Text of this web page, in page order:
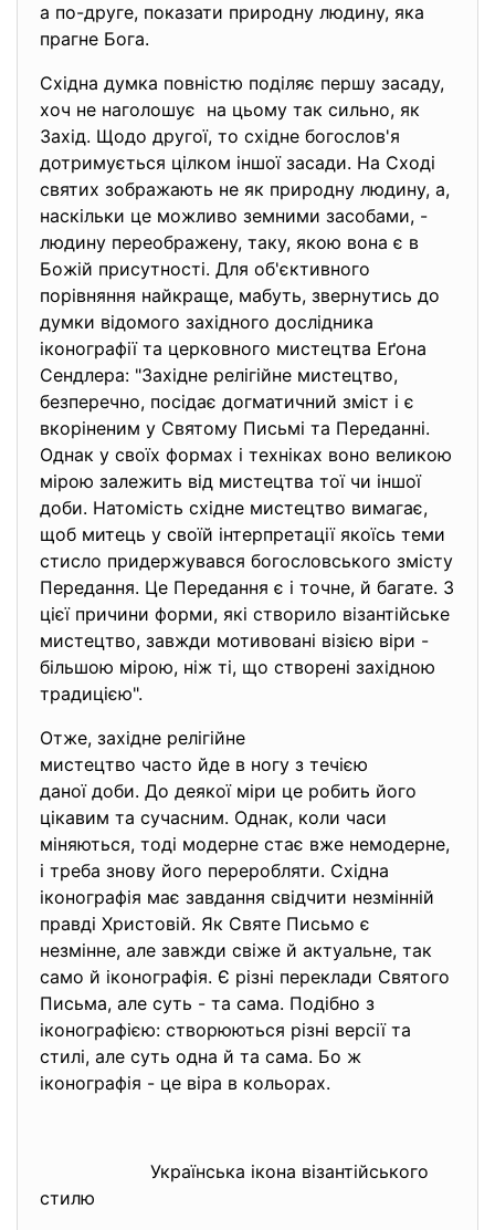
а по-друге, показати природну людину, яка
прагне Бога.
Східна думка повністю поділяє першу засаду,
хоч не наголошує на цьому так сильно, як
Захід. Щодо другої, то східне богослов'я
дотримується цілком іншої засади. На Сході
святих зображають не як природну людину, а,
наскільки це можливо земними засобами, -
людину переображену, таку, якою вона є в
Божій присутності. Для об'єктивного
порівняння найкраще, мабуть, звернутись до
думки відомого західного дослідника
іконографії та церковного мистецтва Еґона
Сендлера: "Західне релігійне мистецтво,
безперечно, посідає догматичний зміст і є
вкоріненим у Святому Письмі та Переданні.
Однак у своїх формах і техніках воно великою
мірою залежить від мистецтва тої чи іншої
доби. Натомість східне мистецтво вимагає,
щоб митець у своїй інтерпретації якоїсь теми
стисло придержувався богословського змісту
Передання. Це Передання є і точне, й багате. З
цієї причини форми, які створило візантійське
мистецтво, завжди мотивовані візією віри -
більшою мірою, ніж ті, що створені західною
традицією".
Отже, західне релігійне
мистецтво часто йде в ногу з течією
даної доби. До деякої міри це робить його
цікавим та сучасним. Однак, коли часи
міняються, тоді модерне стає вже немодерне,
і треба знову його переробляти. Східна
іконографія має завдання свідчити незмінній
правді Христовій. Як Святе Письмо є
незмінне, але завжди свіже й актуальне, так
само й іконографія. Є різні переклади Святого
Письма, але суть - та сама. Подібно з
іконографією: створюються різні версії та
стилі, але суть одна й та сама. Бо ж
іконографія - це віра в кольорах.
Українська ікона візантійського
стилю